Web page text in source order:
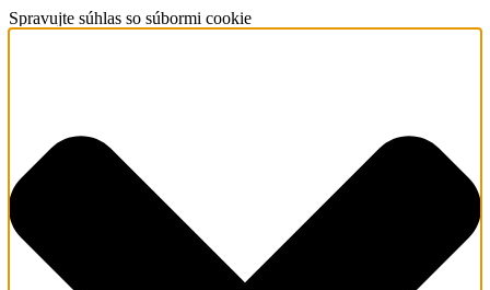
Spravujte súhlas so súbormi cookie